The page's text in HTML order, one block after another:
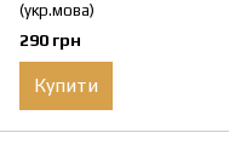
(укр.мова)
290 грн
Купити